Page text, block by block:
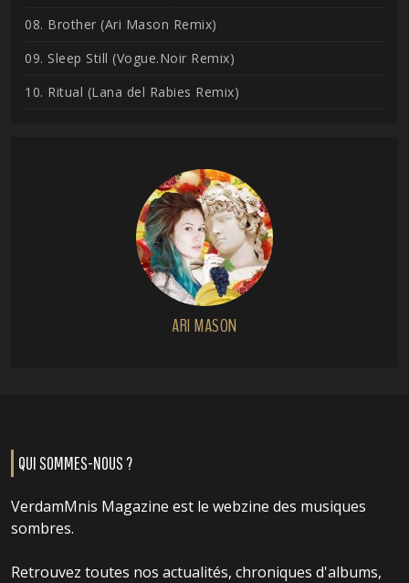
08. Brother (Ari Mason Remix)
09. Sleep Still (Vogue.Noir Remix)
10. Ritual (Lana del Rabies Remix)
ARI MASON
QUI SOMMES-NOUS ?
VerdamMnis Magazine est le webzine des musiques
sombres.
Retrouvez toutes nos actualités, chroniques d'albums,